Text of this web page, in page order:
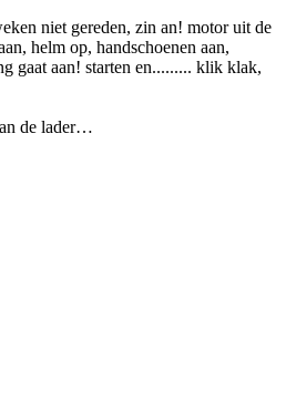
niet gereden, zin an! motor uit de
helm op, handschoenen aan,
gaat aan! starten en......... klik klak,
de lader…